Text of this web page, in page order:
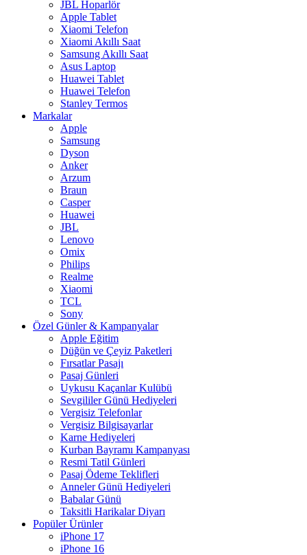
JBL Hoparlör
Apple Tablet
Xiaomi Telefon
Xiaomi Akıllı Saat
Samsung Akıllı Saat
Asus Laptop
Huawei Tablet
Huawei Telefon
Stanley Termos
Markalar
Apple
Samsung
Dyson
Anker
Arzum
Braun
Casper
Huawei
JBL
Lenovo
Omix
Philips
Realme
Xiaomi
TCL
Sony
Özel Günler & Kampanyalar
Apple Eğitim
Düğün ve Çeyiz Paketleri
Fırsatlar Pasajı
Pasaj Günleri
Uykusu Kaçanlar Kulübü
Sevgililer Günü Hediyeleri
Vergisiz Telefonlar
Vergisiz Bilgisayarlar
Karne Hediyeleri
Kurban Bayramı Kampanyası
Resmi Tatil Günleri
Pasaj Ödeme Teklifleri
Anneler Günü Hediyeleri
Babalar Günü
Taksitli Harikalar Diyarı
Popüler Ürünler
iPhone 17
iPhone 16